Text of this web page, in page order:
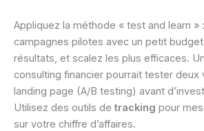
Appliquez la méthode « test and learn »
campagnes pilotes avec un petit
résultats, et scalez les plus efficaces. Un
consulting financier pourrait tester deux
landing page (A/B testing) avant
Utilisez des outils de tracking pour
sur votre chiffre d’affaires.